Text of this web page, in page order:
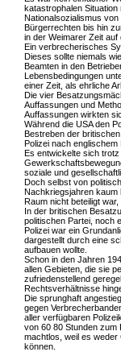
katastrophalen
Nationalsozialismus
Bürgerrechten bis hin
in der Weimarer Zeit
Ein verbrecherisches
Dieses sollte niemals
Beamten in den
Lebensbedingungen
einer Zeit, als ehrliche
Die vier
Auffassungen und
Auffassungen wirkten
Während die USA den
Bestreben der
Polizei nach
Es entwickelte sich
soziale und
Doch selbst von
Nachkriegsjahren kaum
Raum nicht beteiligt
In der britischen
politischen Partei, noch
Polizei war ein
dargestellt durch eine
aufbauen wollte.
Schon in den Jahren
allen Gebieten, die sie
zufriedenstellend
Rechtsverhältnisse
Die sprunghaft
gegen
aller verfügbaren
von 60 80 Stunden zum
machtlos, weil es
können.